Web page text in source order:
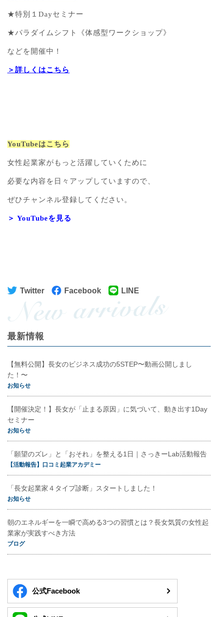
★特別１Dayセミナー
★パラダイムシフト《体感型ワークショップ》
などを開催中！
＞詳しくはこちら
YouTubeはこちら
女性起業家がもっと活躍していくために
必要な内容を日々アップしていますので、
ぜひチャンネル登録してください。
＞ YouTubeを見る
Twitter Facebook LINE
最新情報
【無料公開】長女のビジネス成功の5STEP〜動画公開しまし
た！〜
お知らせ
【開催決定！】長女が「止まる原因」に気づいて、動き出す1Day
セミナー
お知らせ
「願望のズレ」と「おそれ」を整える1日｜さっきーLab活動報告
【活動報告】口コミ起業アカデミー
「長女起業家４タイプ診断」スタートしました！
お知らせ
朝のエネルギーを一瞬で高める3つの習慣とは？長女気質の女性起
業家が実践すべき方法
ブログ
公式Facebook